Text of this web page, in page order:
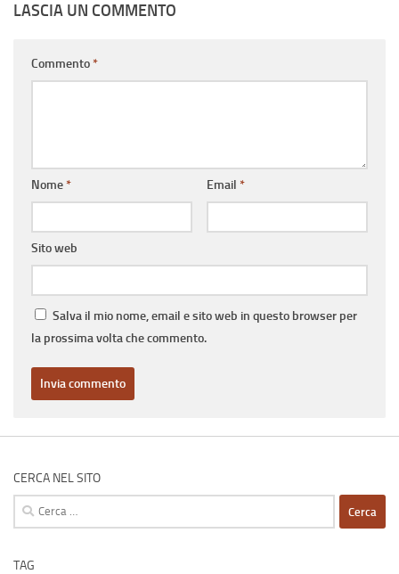
LASCIA UN COMMENTO
Commento*
Nome* Email *
Sito web
Salva il mio nome, email e sito web in questo browser per
la prossima volta che commento.
CERCA NEL SITO
Ricerca
per:
TAG